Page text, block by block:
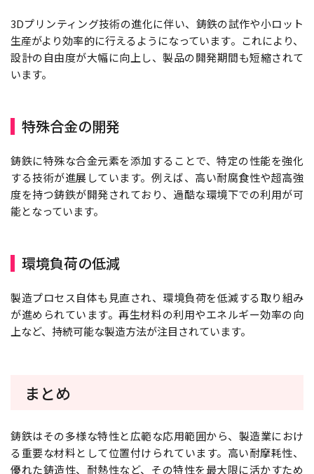
3Dプリンティング技術の進化に伴い、鋳鉄の試作や小ロット
生産がより効率的に行えるようになっています。これにより、
設計の自由度が大幅に向上し、製品の開発期間も短縮されて
います。
特殊合金の開発
鋳鉄に特殊な合金元素を添加することで、特定の性能を強化
する技術が進展しています。例えば、高い耐腐食性や超高強
度を持つ鋳鉄が開発されており、過酷な環境下での利用が可
能となっています。
環境負荷の低減
製造プロセス自体も見直され、環境負荷を低減する取り組み
が進められています。再生材料の利用やエネルギー効率の向
上など、持続可能な製造方法が注目されています。
まとめ
鋳鉄はその多様な特性と広範な応用範囲から、製造業におけ
る重要な材料として位置付けられています。高い耐摩耗性、
優れた鋳造性、耐熱性など、その特性を最大限に活かすため